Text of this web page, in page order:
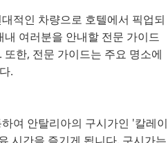
적인 차량으로 호텔에서 픽업되
여러분을 안내할 전문 가이드
한, 전문 가이드는 주요 명소에
.
여 안탈리아의 구시가인 '칼레이